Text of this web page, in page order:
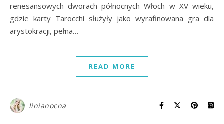
renesansowych dworach północnych Włoch w XV wieku,
gdzie karty Tarocchi służyły jako wyrafinowana gra dla
arystokracji, pełna…
READ MORE
linianocna